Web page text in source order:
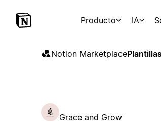
Producto IA
Notion MarketplacePlantillas
Grace and Grow